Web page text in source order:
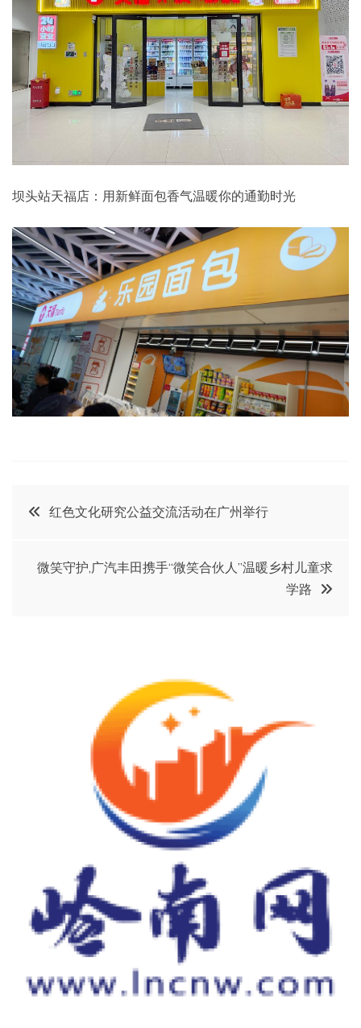
坝头站天福店：用新鲜面包香气温暖你的通勤时光
文
红色文化研究公益交流活动在广州举行
微笑守护,广汽丰田携手“微笑合伙人”温暖乡村儿童求
学路